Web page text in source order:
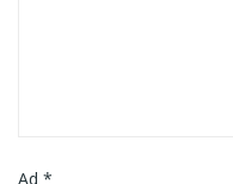
Ad *